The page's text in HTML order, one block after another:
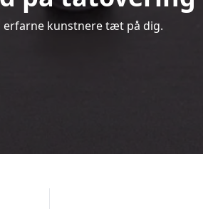
erfarne kunstnere tæt på dig.